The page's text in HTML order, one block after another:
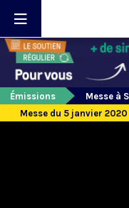
Émissions
Messe à
Messe du 5 janvier 2020